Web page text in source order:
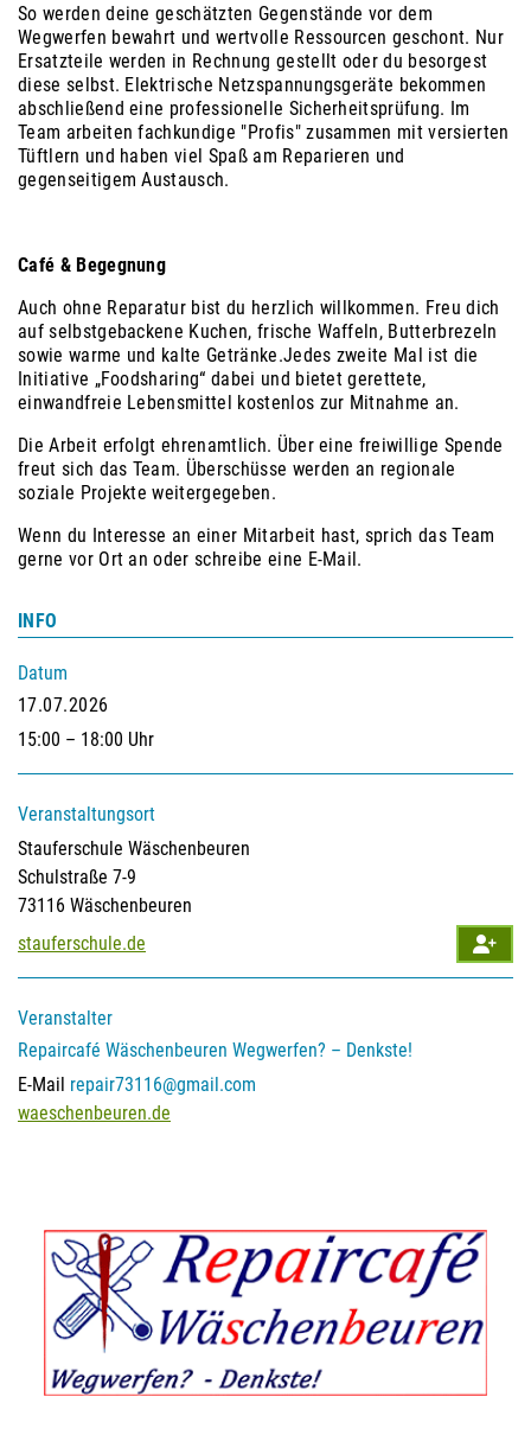
So werden deine geschätzten Gegenstände vor dem
Wegwerfen bewahrt und wertvolle Ressourcen geschont. Nur
Ersatzteile werden in Rechnung gestellt oder du besorgest
diese selbst. Elektrische Netzspannungsgeräte bekommen
abschließend eine professionelle Sicherheitsprüfung. Im
Team arbeiten fachkundige "Profis" zusammen mit versierten
Tüftlern und haben viel Spaß am Reparieren und
gegenseitigem Austausch.
Café & Begegnung
Auch ohne Reparatur bist du herzlich willkommen. Freu dich
auf selbstgebackene Kuchen, frische Waffeln, Butterbrezeln
sowie warme und kalte Getränke.Jedes zweite Mal ist die
Initiative „Foodsharing“ dabei und bietet gerettete,
einwandfreie Lebensmittel kostenlos zur Mitnahme an.
Die Arbeit erfolgt ehrenamtlich. Über eine freiwillige Spende
freut sich das Team. Überschüsse werden an regionale
soziale Projekte weitergegeben.
Wenn du Interesse an einer Mitarbeit hast, sprich das Team
gerne vor Ort an oder schreibe eine E-Mail.
INFO
Datum
17.07.2026
15:00 – 18:00 Uhr
Veranstaltungsort
Stauferschule Wäschenbeuren
Schulstraße 7-9
73116 Wäschenbeuren
stauferschule.de
Veranstalter
Repaircafé Wäschenbeuren Wegwerfen? – Denkste!
E-Mail repair73116@gmail.com
waeschenbeuren.de